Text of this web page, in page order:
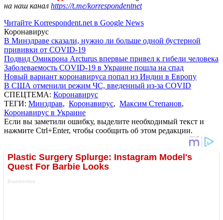
на наш канал https://t.me/korrespondentnet
Читайте Korrespondent.net в Google News
Коронавирус
В Минздраве сказали, нужно ли больше одной бустерной
прививки от COVID-19
Подвид Омикрона Arcturus впервые привел к гибели человека
Заболеваемость COVID-19 в Украине пошла на спад
Новый вариант коронавируса попал из Индии в Европу
В США отменили режим ЧС, введенный из-за COVID
СПЕЦТЕМА: Коронавирус
ТЕГИ: Минздрав, Коронавирус, Максим Степанов,
Коронавирус в Украине
Если вы заметили ошибку, выделите необходимый текст и
нажмите Ctrl+Enter, чтобы сообщить об этом редакции.